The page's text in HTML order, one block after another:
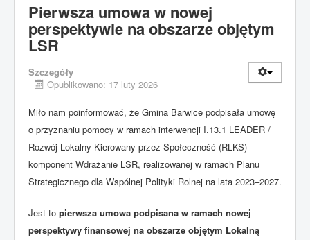
Pierwsza umowa w nowej
perspektywie na obszarze objętym
LSR
Szczegóły
Opublikowano: 17 luty 2026
Miło nam poinformować, że Gmina Barwice podpisała umowę
o przyznaniu pomocy w ramach interwencji I.13.1 LEADER /
Rozwój Lokalny Kierowany przez Społeczność (RLKS) –
komponent Wdrażanie LSR, realizowanej w ramach Planu
Strategicznego dla Wspólnej Polityki Rolnej na lata 2023–2027.
Jest to pierwsza umowa podpisana w ramach nowej
perspektywy finansowej na obszarze objętym Lokalną